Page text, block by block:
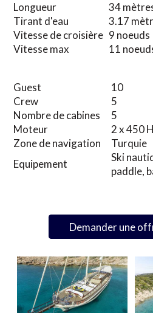
Longueur
34
Tirant d'eau
3.17
Vitesse de croisière 9 noeuds
Vitesse max
11
Guest
10
Crew
5
Nombre de cabines
5
Moteur
2 x 450
Zone de navigation
Turquie
Equipement
Ski
paddle,
Demander une